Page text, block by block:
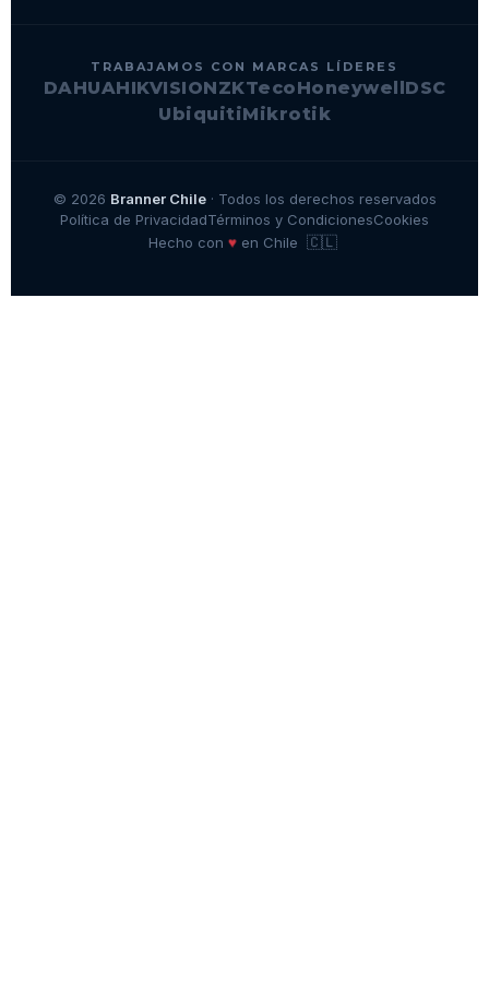
TRABAJAMOS CON MARCAS LÍDERES
DAHUAHIKVISIONZKTecoHoneywellDSC
UbiquitiMikrotik
© 2026 Branner Chile· Todos los derechos reservados
Política de PrivacidadTérminos y CondicionesCookies
Hecho con ♥en Chile 🇨🇱